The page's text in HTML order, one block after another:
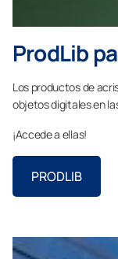
ProdLib
Los productos de
objetos digitales en
¡Accede a ellas!
PRODLIB